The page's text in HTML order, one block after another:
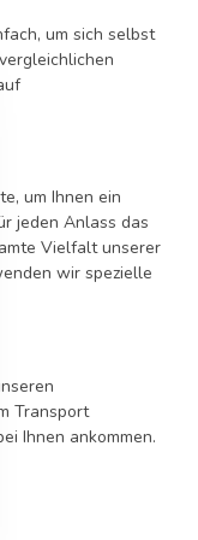
um sich selbst
um Ihnen ein
jeden Anlass das
Vielfalt unserer
wir spezielle
Transport
Ihnen ankommen.